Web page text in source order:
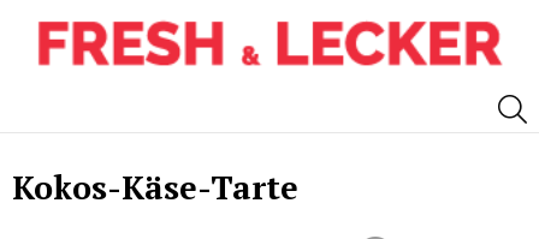
Kokos-Käse-Tarte